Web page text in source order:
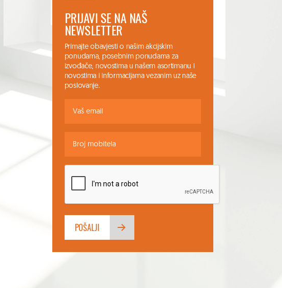
PRIJAVI SE NA NAŠ
NEWSLETTER
Primajte obavjesti o našim akcijskim
ponudama, posebnim ponudama za
izvođače, novostima u našem asortimanu i
novostima i informacijama vezanim uz naše
poslovanje.